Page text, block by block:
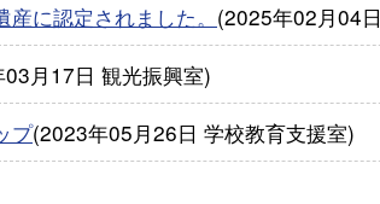
に認定されました。 (2025年02月04日
月17日 観光振興室)
プ(2023年05月26日 学校教育支援室)